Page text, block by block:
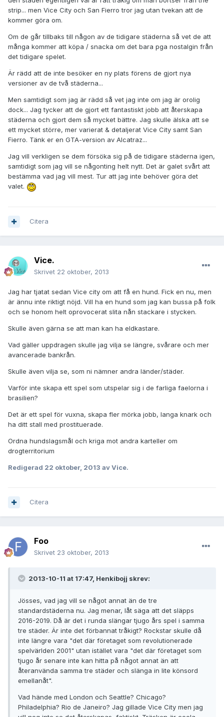
strip... men Vice City och San Fierro tror jag utan tvekan att de
kommer göra om.
Om de går tillbaks till någon av de tidigare städerna så vet de att
många kommer att köpa / snacka om det bara pga nostalgin från
det tidigare spelet.
Är rädd att de inte besöker en ny plats förens de gjort nya
versioner av de två städerna...
Men samtidigt som jag är rädd så vet jag inte om jag är orolig
dock... Jag tycker att de gjort ett fantastiskt jobb att återskapa
städerna och gjort dem så mycket bättre. Jag skulle älska att se
ett mycket större, mer varierat & detaljerat Vice City samt San
Fierro. Tänk er en GTA-version av Alcatraz...
Jag vill verkligen se dem försöka sig på de tidigare städerna igen,
samtidigt som jag vill se någonting helt nytt. Det är galet svårt att
bestämma vad jag vill mest. Tur att jag inte behöver göra det
valet.
Citera
Vice.
Skrivet 22 oktober, 2013
Jag har tjatat sedan Vice city om att få en hund. Fick en nu, men
är ännu inte riktigt nöjd. Vill ha en hund som jag kan bussa på folk
och se honom helt oprovocerat slita nån stackare i stycken.
Skulle även gärna se att man kan ha eldkastare.
Vad gäller uppdragen skulle jag vilja se längre, svårare och mer
avancerade bankrån.
Skulle även vilja se, som ni nämner andra länder/städer.
Varför inte skapa ett spel som utspelar sig i de farliga faelorna i
brasilien?
Det är ett spel för vuxna, skapa fler mörka jobb, langa knark och
ha ditt stall med prostituerade.
Ordna hundslagsmål och kriga mot andra karteller om
drogterritorium
Redigerad 22 oktober, 2013 av Vice.
Citera
Foo
Skrivet 23 oktober, 2013
2013-10-11 at 17:47, Henkibojj skrev:
Jösses, vad jag vill se något annat än de tre
standardstäderna nu. Jag menar, låt säga att det släpps
2016-2019. Då är det i runda slängar tjugo års spel i samma
tre städer. Är inte det förbannat tråkigt? Rockstar skulle då
inte längre vara "det där företaget som revolutionerade
spelvärlden 2001" utan istället vara "det där företaget som
tjugo år senare inte kan hitta på något annat än att
återanvända samma tre städer och slänga in lite könsord
emellanåt".
Vad hände med London och Seattle? Chicago?
Philadelphia? Rio de Janeiro? Jag gillade Vice City men jag